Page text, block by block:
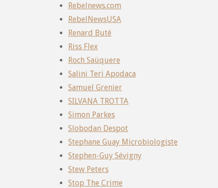
Rebelnews.com
RebelNewsUSA
Renard Buté
Riss Flex
Roch Saüquere
Salini Teri Apodaca
Samuel Grenier
SILVANA TROTTA
Simon Parkes
Slobodan Despot
Stephane Guay Microbiologiste
Stephen-Guy Sévigny
Stew Peters
Stop The Crime